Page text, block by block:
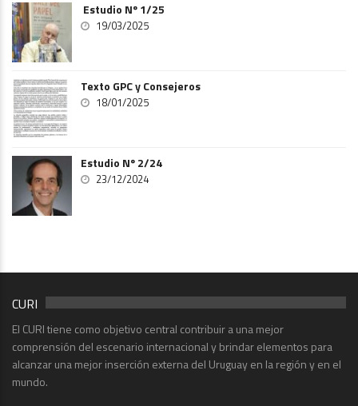
Estudio Nº 1/25
19/03/2025
Texto GPC y Consejeros
18/01/2025
Estudio Nº 2/24
23/12/2024
CURI
El CURI tiene como objetivo central contribuir a una mejor
comprensión del escenario internacional y brindar elementos para
alcanzar una mejor inserción externa del Uruguay en la región y en el
mundo.